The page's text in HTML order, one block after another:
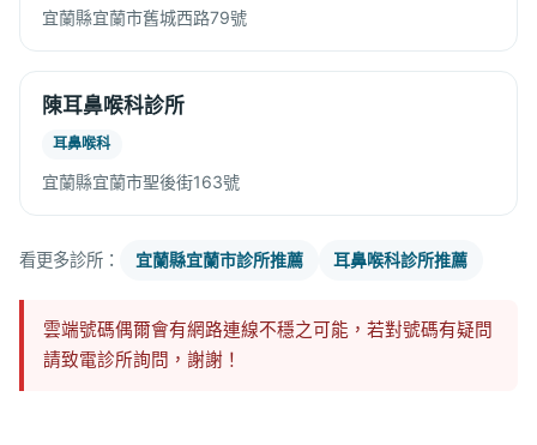
宜蘭縣宜蘭市舊城西路79號
陳耳鼻喉科診所
耳鼻喉科
宜蘭縣宜蘭市聖後街163號
看更多診所： 宜蘭縣宜蘭市診所推薦 耳鼻喉科診所推薦
雲端號碼偶爾會有網路連線不穩之可能，若對號碼有疑問
請致電診所詢問，謝謝！